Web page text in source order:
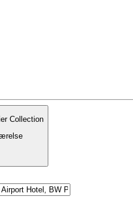
Collection
1 værelse